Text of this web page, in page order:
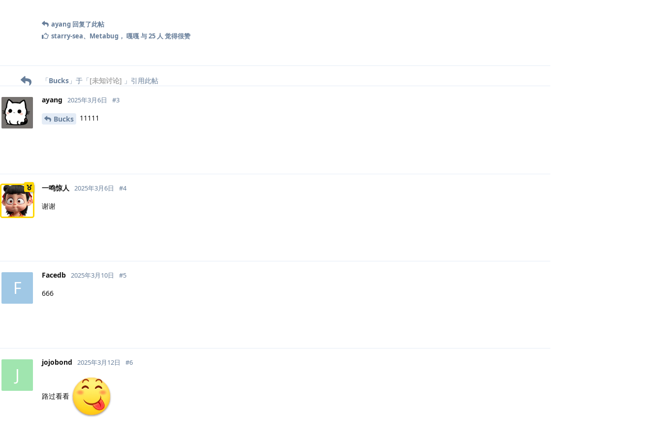
ayang 回复了此帖
starry-sea、 Metabug ， 嘎嘎与25 人 觉得很赞
「Bucks 」于「[未知讨论] 」引用此帖
ayang 2025年3月6日 #3
Bucks 11111
一鸣惊人 2025年3月6日 #4
谢谢
F
Facedb 2025年3月10日 #5
666
J
jojobond 2025年3月12日 #6
路过看看